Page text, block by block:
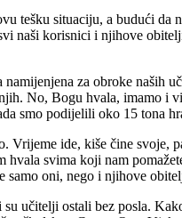
tešku situaciju, a budući da
naši korisnici i njihove
za obroke naših
No, Bogu hvala, imamo i
smo podijelili oko 15 tona
Vrijeme ide, kiše čine svoje,
svima koji nam
samo oni, nego i njihove
su učitelji ostali bez posla.